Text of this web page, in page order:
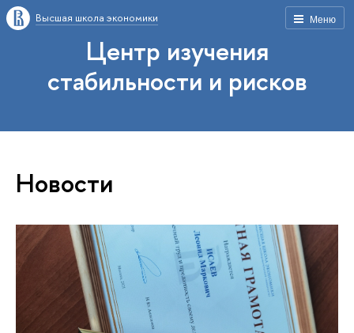
Меню
Высшая школа экономики
Центр изучения
стабильности и рисков
Новости